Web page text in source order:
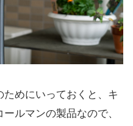
めにいっておくと、キ
ルマンの製品なので、